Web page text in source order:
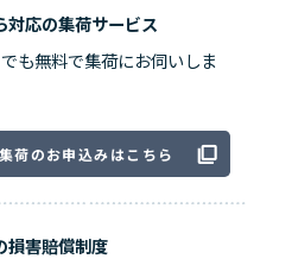
対応の集荷サービス
も無料で集荷にお伺いしま
集荷のお申込みはこちら
損害賠償制度